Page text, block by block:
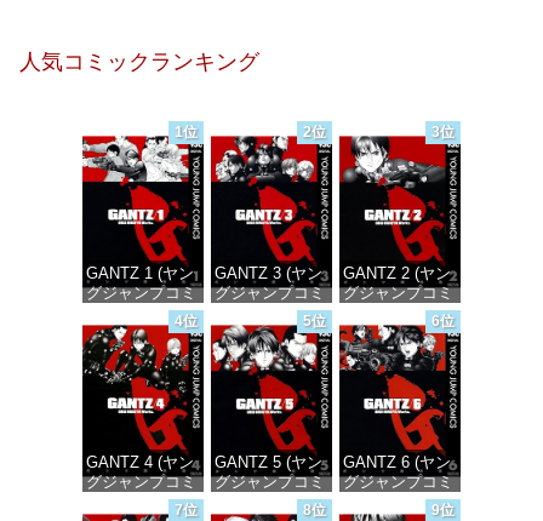
人気コミックランキング
1位
GANTZ 1 (ヤン
グジャンプコミ
ックスDIGITAL)
価格：¥100
2位
GANTZ 3 (ヤン
グジャンプコミ
ックスDIGITAL)
価格：¥100
3位
GANTZ 2 (ヤン
グジャンプコミ
ックスDIGITAL)
価格：¥100
4位
GANTZ 4 (ヤン
グジャンプコミ
ックスDIGITAL)
5位
GANTZ 5 (ヤン
グジャンプコミ
ックスDIGITAL)
6位
GANTZ 6 (ヤン
グジャンプコミ
ックスDIGITAL)
7位 8位 9位